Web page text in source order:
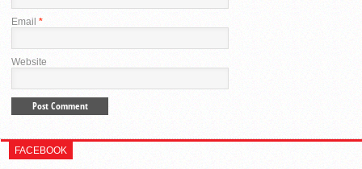
Email *
Website
FACEBOOK